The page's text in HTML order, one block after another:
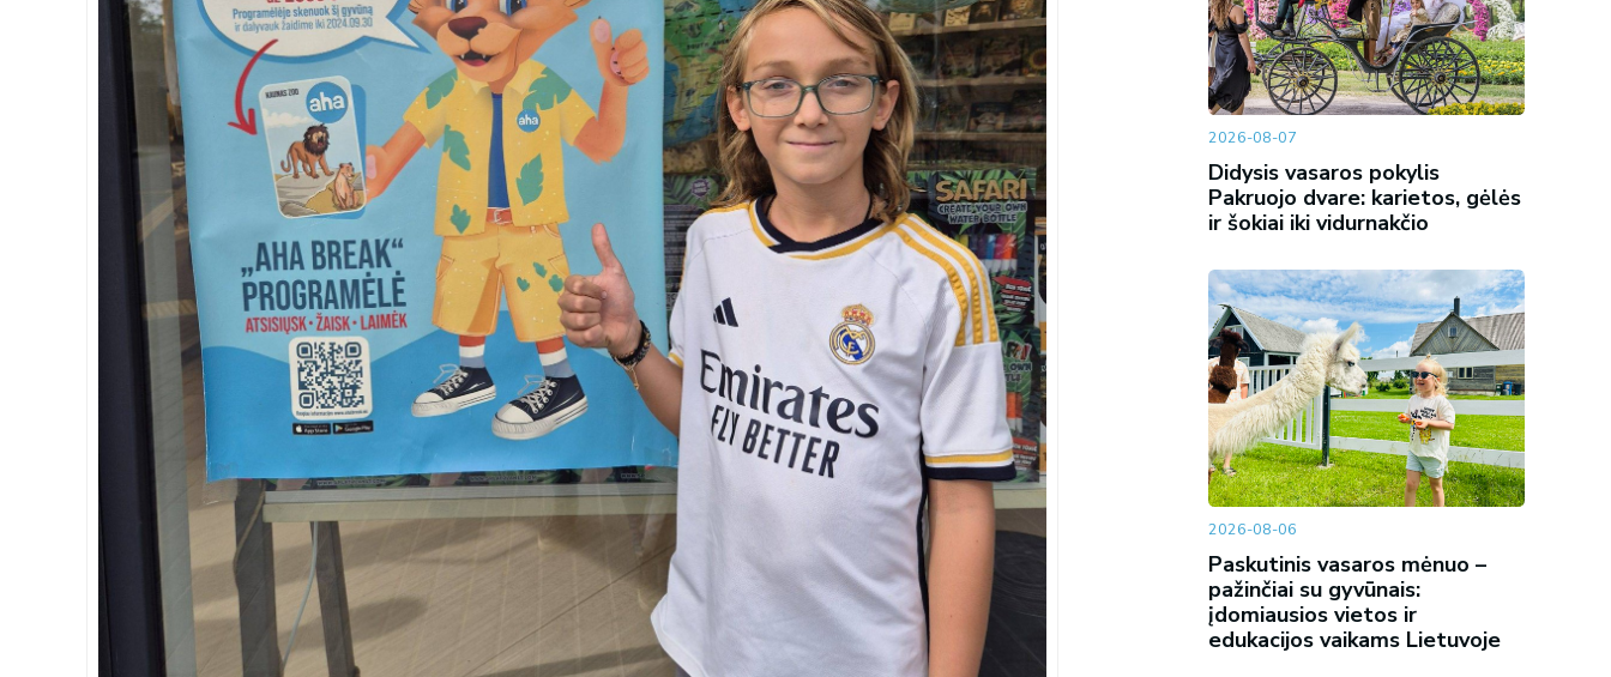
2026-08-07
Didysis vasaros pokylis
Pakruojo dvare: karietos, gėlės
ir šokiai iki vidurnakčio
2026-08-06
Paskutinis vasaros mėnuo –
pažinčiai su gyvūnais:
įdomiausios vietos ir
edukacijos vaikams Lietuvoje